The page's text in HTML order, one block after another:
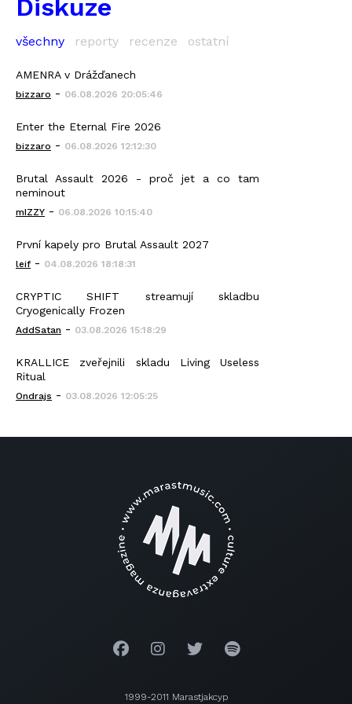
Diskuze
všechny reporty recenze ostatní
AMENRA v Drážďanech
bizzaro - 06.08.2026 20:05:46
Enter the Eternal Fire 2026
bizzaro - 06.08.2026 12:12:30
Brutal Assault 2026 - proč jet a co tam
neminout
mIZZY - 06.08.2026 10:15:40
První kapely pro Brutal Assault 2027
leif - 04.08.2026 18:18:31
CRYPTIC SHIFT streamují skladbu
Cryogenically Frozen
AddSatan - 03.08.2026 15:18:29
KRALLICE zveřejnili skladu Living Useless
Ritual
Ondrajs - 03.08.2026 12:05:25
1999-2011 Marastjakcyp